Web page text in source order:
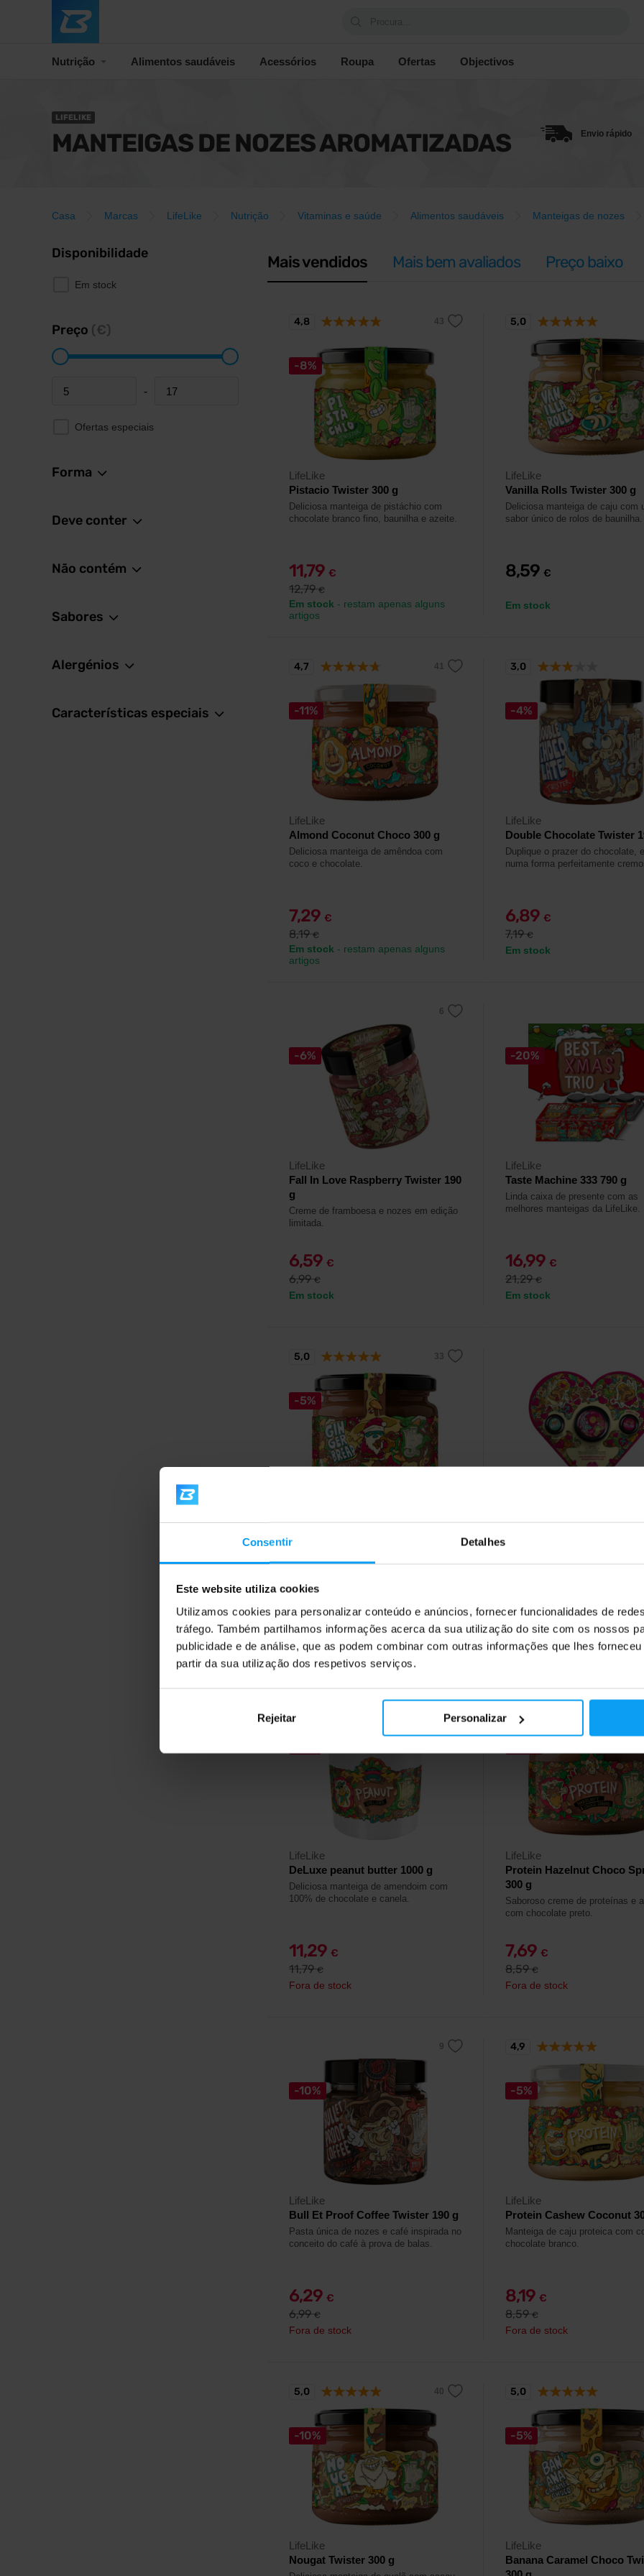
Consentir Detalhes
Este website utiliza cookies
Utilizamos cookies para personalizar conteúdo e anúncios, fornecer funcionalidades de
tráfego. Também partilhamos informações acerca da sua utilização do site com os nossos
publicidade e de análise, que as podem combinar com outras informações que lhes
partir da sua utilização dos respetivos serviços.
Rejeitar Personalizar
Nutrição Alimentos saudáveis Acessórios Roupa Ofertas Objectivos
LIFELIKE
MANTEIGAS DE NOZES AROMATIZADAS Envio rápido
Casa Marcas LifeLike Nutrição Vitaminas e saúde Alimentos saudáveis Manteigas de nozes
Disponibilidade
Em stock
Preço (€)
Minimum price -
Maximum price
Ofertas especiais
Forma
Deve conter
Não contém
Sabores
Alergénios
Características especiais
Mais vendidos Mais bem avaliados Preço baixo
-8%
LifeLike
Pistacio Twister 300 g
Deliciosa manteiga de pistáchio com
chocolate branco fino, baunilha e azeite.
11,79 €
12,79€
Em stock - restam apenas alguns
artigos
4,8
LifeLike
Vanilla Rolls Twister 300 g
Deliciosa manteiga de caju com
sabor único de rolos de baunilha.
8,59 €
Em stock
5,0
-11%
LifeLike
Almond Coconut Choco 300 g
Deliciosa manteiga de amêndoa com
coco e chocolate.
7,29 €
8,19€
Em stock - restam apenas alguns
artigos
4,7
-4%
LifeLike
Double Chocolate Twister
Duplique o prazer do chocolate,
numa forma perfeitamente
6,89 €
7,19€
Em stock
3,0
-6%
LifeLike
Fall In Love Raspberry Twister 190
g
Creme de framboesa e nozes em edição
limitada.
6,59 €
6,99€
Em stock
-20%
LifeLike
Taste Machine 333 790 g
Linda caixa de presente com as
melhores manteigas da LifeLike.
16,99 €
21,29€
Em stock
-5%
Almond Ginger Bread Twister 300
g
sabor a pão de gengibre.
8,19€
8,59 €
5,0
Coração de Dia dos
original que junta sabor,
12,99€
Em stock
LifeLike
DeLuxe peanut butter 1000 g
Deliciosa manteiga de amendoim com
100% de chocolate e canela.
11,29 €
11,79€
Fora de stock
LifeLike
Protein Hazelnut Choco
300 g
Saboroso creme de proteínas e
com chocolate preto.
7,69 €
8,59€
Fora de stock
4,6
-10%
LifeLike
Bull Et Proof Coffee Twister 190 g
Pasta única de nozes e café inspirada no
conceito do café à prova de balas.
6,29 €
6,99€
Fora de stock
-5%
LifeLike
Protein Cashew Coconut
Manteiga de caju proteica com
chocolate branco.
8,19 €
8,59€
Fora de stock
4,9
-10%
LifeLike
Nougat Twister 300 g
5,0
-5%
LifeLike
Banana Caramel Choco
5,0